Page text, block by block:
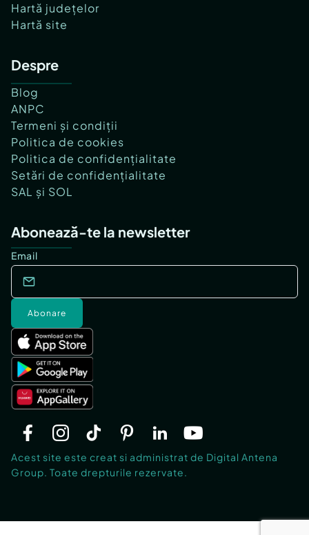
Hartă județelor
Hartă site
Despre
Blog
ANPC
Termeni și condiții
Politica de cookies
Politica de confidențialitate
Setări de confidențialitate
SAL și SOL
Abonează-te la newsletter
Email
Abonare
Acest site este creat si administrat de Digital Antena
Group. Toate drepturile rezervate.